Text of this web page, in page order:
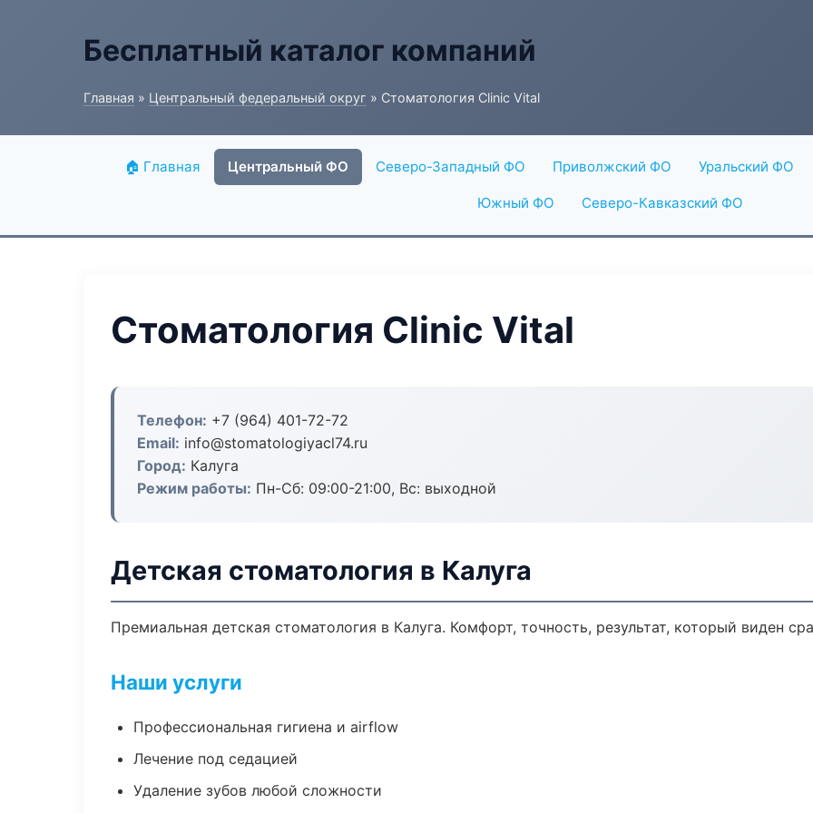
Бесплатный каталог компаний
Главная » Центральный федеральный округ » Стоматология Clinic Vital
🏠 Главная Центральный ФО Северо-Западный ФО Приволжский ФО Уральский ФО
Южный ФО Северо-Кавказский ФО
Стоматология Clinic Vital
Телефон: +7 (964) 401-72-72
Email: info@stomatologiyacl74.ru
Город: Калуга
Режим работы: Пн-Сб: 09:00-21:00, Вс: выходной
Детская стоматология в Калуга
Премиальная детская стоматология в Калуга. Комфорт, точность, результат, который виден
Наши услуги
Профессиональная гигиена и airflow
Лечение под седацией
Удаление зубов любой сложности